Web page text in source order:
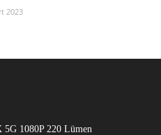
2023
1080P 220 Lümen